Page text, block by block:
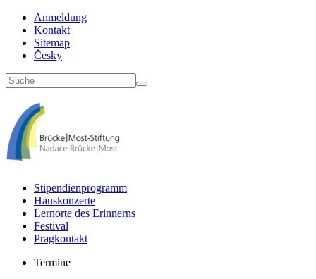
Anmeldung
Kontakt
Sitemap
Česky
Stipendienprogramm
Hauskonzerte
Lernorte des Erinnerns
Festival
Pragkontakt
Termine